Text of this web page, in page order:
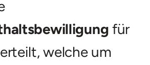
für
welche um